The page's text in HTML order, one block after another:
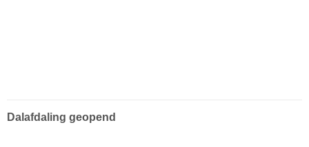
Dalafdaling geopend